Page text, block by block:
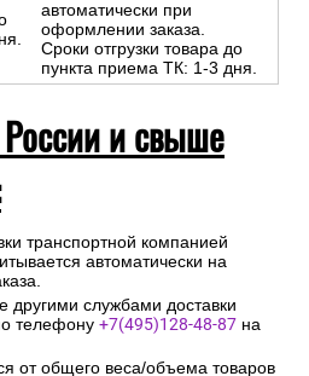
автоматически при
оформлении заказа.
Сроки отгрузки товара до
пункта приема ТК: 1-3 дня.
и свыше
транспортной компанией
автоматически на
службами доставки
телефону +7(495)128-48-87 на
от общего веса/объема товаров